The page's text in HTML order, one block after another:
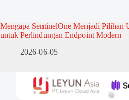
Mengapa SentinelOne Menjadi Pilihan
untuk Perlindungan Endpoint Modern
2026-06-05